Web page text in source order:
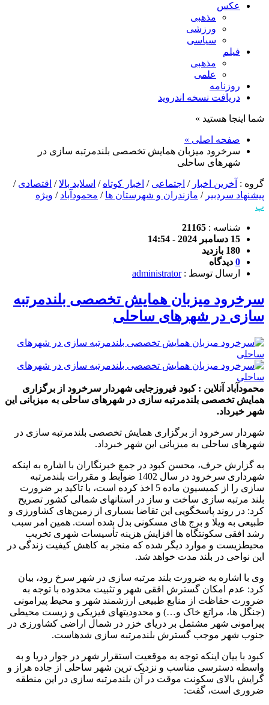
عکس
مذهبی
ورزشی
سیاسی
فیلم
مذهبی
علمی
روزنامه
دریافت نسخه اندروید
شما اینجا هستید »
صفحه اصلی »
سرخرود میزبان همایش تخصصی بلندمرتبه سازی در
شهرهای ساحلی
گروه : آخرین اخبار / اجتماعی / اخبار کوتاه / اسلاید بالا/ اقتصادی /
پیشنهاد سردبیر / مازندران و شهرستان ها / محمودآباد / ویژه
پ
شناسه : 21165
15 دسامبر 2024 - 14:54
180 بازدید
0 دیدگاه
ارسال توسط :administrator
سرخرود میزبان همایش تخصصی بلندمرتبه
سازی در شهرهای ساحلی
محمودآباد آنلاین : کبود فیروزجایی شهردار سرخرود از برگزاری
همایش تخصصی بلندمرتبه سازی در شهرهای ساحلی به میزبانی این
شهر خبرداد.
شهردار سرخرود از برگزاری همایش تخصصی بلندمرتبه سازی در
شهرهای ساحلی به میزبانی این شهر خبرداد.
به گزارش حرف، محسن کبود در جمع خبرنگاران با اشاره به اینکه
شهرداری سرخرود در سال 1402 ضوابط و مقررات بلندمرتبه
سازی را از کمیسیون ماده 5 اخذ کرده است، با تاکید بر ضرورت
بلند مرتبه سازی ساخت و ساز در استانهای شمالی کشور تصریح
کرد: در روند پاسخگویی این تقاضا بسیاری از زمین‌های کشاورزی و
طبیعی به ویلا و برج های مسکونی بدل شده است. همین امر سبب
رشد افقی سکونتگاه ها افزایش هزینه تأسیسات شهری تخریب
محیطزیست و موارد دیگر شده که منجر به کاهش کیفیت زندگی در
این نواحی در بلند مدت خواهد شد.
وی با اشاره به ضرورت بلند مرتبه سازی در شهر سرخ رود، بیان
کرد: عدم امکان گسترش افقی شهر و تثبیت محدوده با توجه به
ضرورت حفاظت از منابع طبیعی ارزشمند شهر و محیط پیرامونی
(جنگل ها، مراتع خاک و…) و محدودیتهای فیزیکی و زیست محیطی
پیرامونی شهر مشتمل بر دریای خزر در شمال اراضی کشاورزی در
جنوب شهر موجب گسترش بلندمرتبه سازی شدهاست.
کبود با بیان اینکه توجه به موقعیت استقرار شهر در جوار دریا و به
واسطه دسترسی مناسب و نزدیک ترین شهر ساحلی از جاده هراز و
گرایش بالای سکونت موقت در آن بلندمرتبه سازی در این منطقه
ضروری است، گفت: